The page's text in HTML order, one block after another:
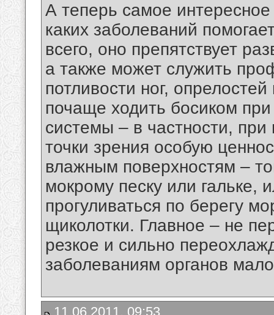
А теперь самое
каких заболеваний
всего, оно препятствует
а также может служить
потливости ног,
почаще ходить босиком
системы – в частности,
точки зрения особую
влажным поверхностям –
мокрому песку или
прогуливаться по берегу
щиколотки. Главное – не
резкое и сильно
заболеваниям органов
11.06.2011, 09:53